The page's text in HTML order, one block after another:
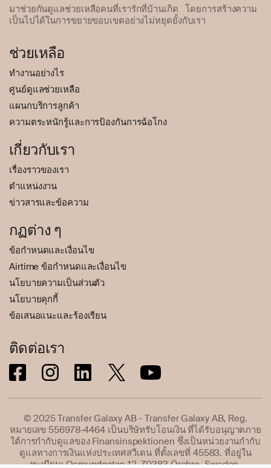
มาช่วยกันดูแลช่วยเหลือคนที่เรารักที่บ้านเกิด โดยการสร้างความ
เป็นไปได้ในการขยายขอบเขตอย่างไม่หยุดยั้งกับเรา
ช่วยเหลือ
ทำงานอย่างไร
ศูนย์ดูแลช่วยเหลือ
แผนกบริการลูกค้า
ความตระหนักรู้และการป้องกันการฉ้อโกง
เกี่ยวกับเรา
เรื่องราวของเรา
ตำแหน่งงาน
ข่าวสารและข้อความ
กฏต่าง ๆ
ข้อกำหนดและเงื่อนไข
Airtime ข้อกำหนดและเงื่อนไข
นโยบายความเป็นส่วนตัว
นโยบายคุกกี้
ข้อเสนอแนะและร้องเรียน
ติดต่อเรา
© 2025 Transfer Galaxy AB - Transfer Galaxy AB, Reg.
หมายเลข 556978-4464 เป็นบริษัทรับโอนเงิน ที่ได้รับอนุญาตภาย
ใต้การกำกับดูแลของ Finansinspektionen ซึ่งเป็นหน่วยงานกำกับ
ดูแลทางการเงินแห่งประเทศสวีเดน ที่ตั้งเลขที่ 45583. ที่อยู่ใน
ทะเบียน: Osmundgatan 12, 70383 Örebro, Sweden.